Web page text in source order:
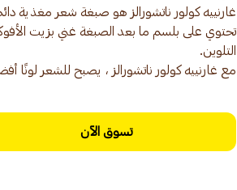
تحتوي على بلسم ما بعد الصبغة غني بزيت
مع غارنييه كولور ناتشورالز ، يصبح للشعر لونًا
تسوق الآن